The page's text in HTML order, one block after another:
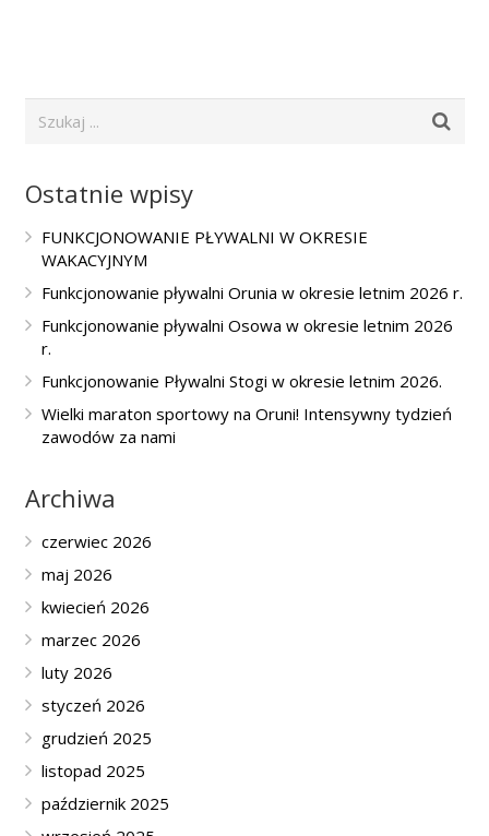
Ostatnie wpisy
FUNKCJONOWANIE PŁYWALNI W OKRESIE
WAKACYJNYM
Funkcjonowanie pływalni Orunia w okresie letnim 2026 r.
Funkcjonowanie pływalni Osowa w okresie letnim 2026
r.
Funkcjonowanie Pływalni Stogi w okresie letnim 2026.
Wielki maraton sportowy na Oruni! Intensywny tydzień
zawodów za nami
Archiwa
czerwiec 2026
maj 2026
kwiecień 2026
marzec 2026
luty 2026
styczeń 2026
grudzień 2025
listopad 2025
październik 2025